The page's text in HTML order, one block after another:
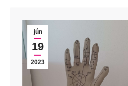
jún
19
2023